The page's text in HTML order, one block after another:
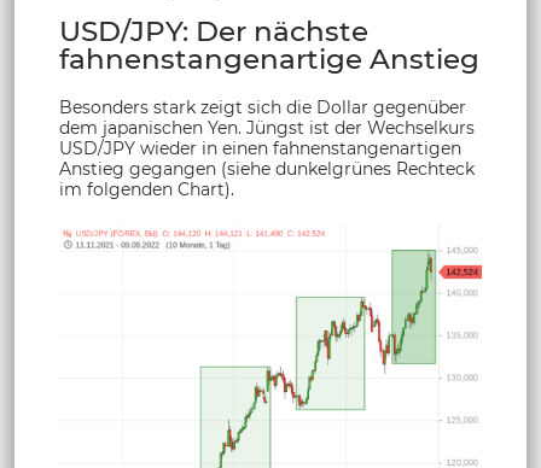
USD/JPY: Der nächste
fahnenstangenartige Anstieg
Besonders stark zeigt sich die Dollar gegenüber
dem japanischen Yen. Jüngst ist der Wechselkurs
USD/JPY wieder in einen fahnenstangenartigen
Anstieg gegangen (siehe dunkelgrünes Rechteck
im folgenden Chart).